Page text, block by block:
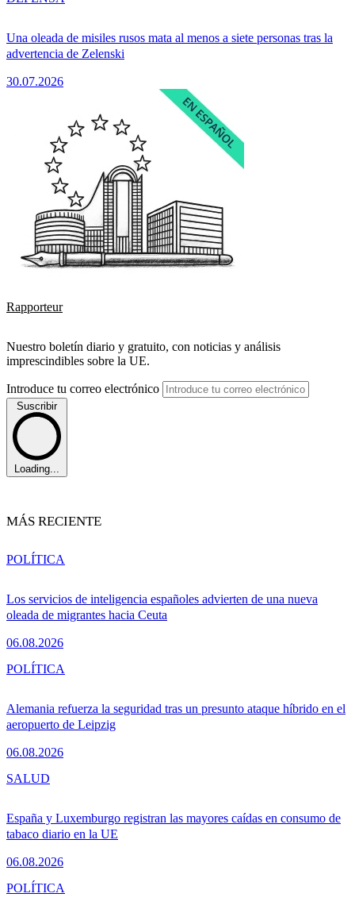
Una oleada de misiles rusos mata al menos a siete personas tras la
advertencia de Zelenski
30.07.2026
Rapporteur
Nuestro boletín diario y gratuito, con noticias y análisis
imprescindibles sobre la UE.
Introduce tu correo electrónico
Suscribir
Loading...
MÁS RECIENTE
Los servicios de inteligencia españoles advierten de una nueva
oleada de migrantes hacia Ceuta
06.08.2026
POLÍTICA
Alemania refuerza la seguridad tras un presunto ataque híbrido en el
aeropuerto de Leipzig
06.08.2026
POLÍTICA
España y Luxemburgo registran las mayores caídas en consumo de
tabaco diario en la UE
06.08.2026
SALUD
POLÍTICA